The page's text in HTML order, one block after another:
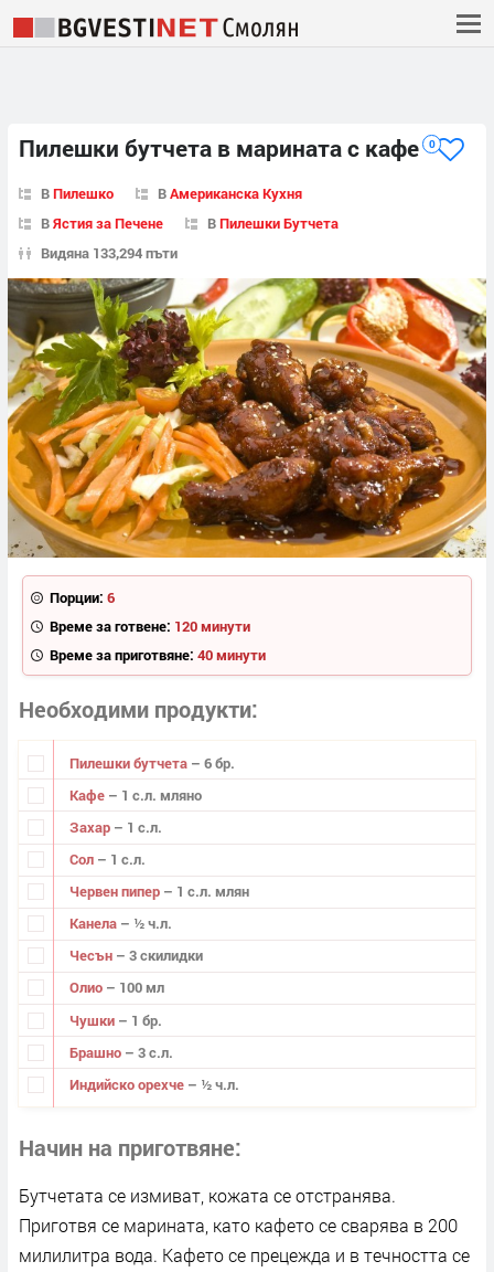
Пилешки бутчета в марината с кафе 0
ВПилешко ВАмериканска Кухня
ВЯстия за Печене ВПилешки Бутчета
Видяна 133,294 пъти
Порции: 6
Време за готвене: 120 минути
Време за приготвяне: 40 минути
Необходими продукти
Пилешки бутчета – 6 бр.
Кафе – 1 с.л. мляно
Захар – 1 с.л.
Сол – 1 с.л.
Червен пипер – 1 с.л. млян
Канела – ½ ч.л.
Чесън – 3 скилидки
Олио – 100 мл
Чушки – 1 бр.
Брашно – 3 с.л.
Индийско орехче – ½ ч.л.
Начин на приготвяне
Бутчетата се измиват, кожата се отстранява.
Приготвя се марината, като кафето се сварява в 200
милилитра вода. Кафето се прецежда и в течността се